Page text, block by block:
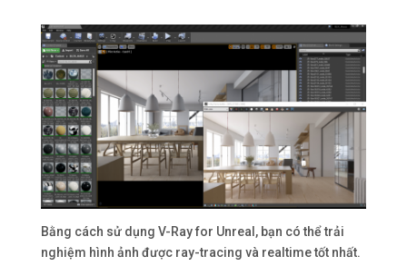
Bằng cách sử dụng V-Ray for Unreal, bạn có thể trải
nghiệm hình ảnh được ray-tracing và realtime tốt nhất.